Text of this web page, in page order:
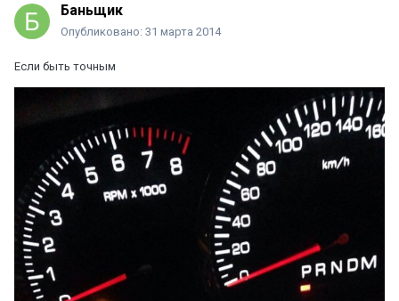
Баньщик
Опубликовано: 31 марта 2014
Если быть точным